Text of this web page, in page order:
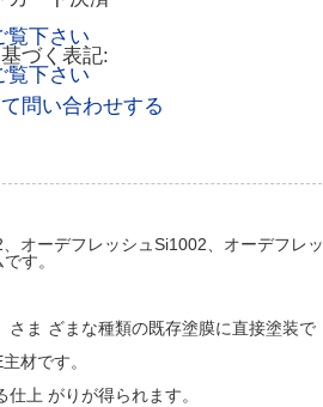
覧下さい
づく表記:
覧下さい
問い合わせする
オーデフレッシュSi1002、オーデフレッ
す。
ま ざまな種類の既存塗膜に直接塗装で
材です。
上 がりが得られます。